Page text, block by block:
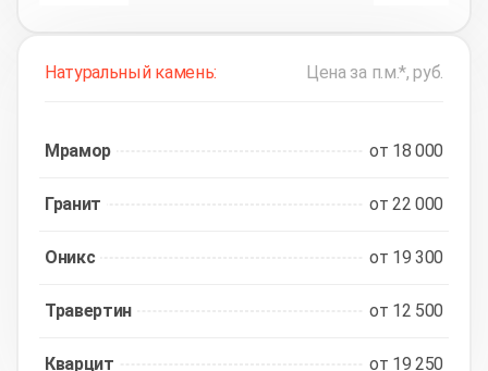
Натуральный камень: Цена за п.м.*, руб.
Мрамор от 18 000
Гранит от 22 000
Оникс от 19 300
Травертин от 12 500
Кварцит от 19 250